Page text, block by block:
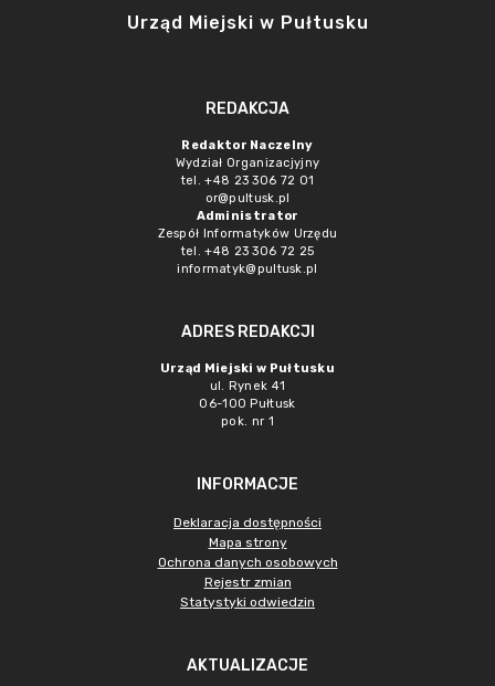
Urząd Miejski w Pułtusku
REDAKCJA
Redaktor Naczelny
Wydział Organizacjyjny
tel. +48 23 306 72 01
or@pultusk.pl
Administrator
Zespół Informatyków Urzędu
tel. +48 23 306 72 25
informatyk@pultusk.pl
ADRES REDAKCJI
Urząd Miejski w Pułtusku
ul. Rynek 41
06-100 Pułtusk
pok. nr 1
INFORMACJE
Deklaracja dostępności
Mapa strony
Ochrona danych osobowych
Rejestr zmian
Statystyki odwiedzin
AKTUALIZACJE